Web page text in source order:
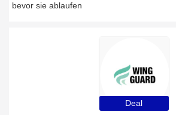
bevor sie ablaufen
Deal